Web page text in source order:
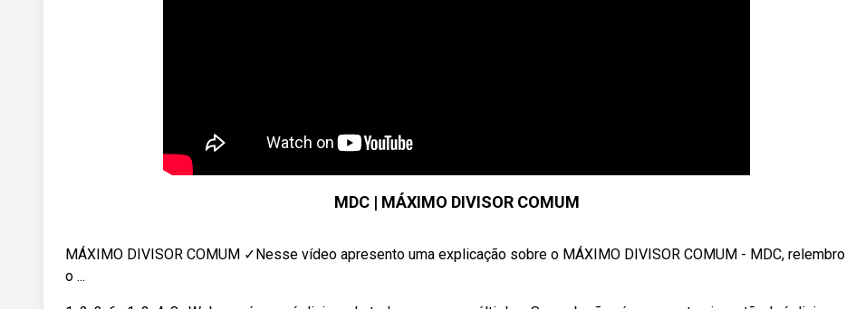
MDC | MÁXIMO DIVISOR COMUM
MÁXIMO DIVISOR COMUM ✓Nesse vídeo apresento uma explicação sobre o MÁXIMO DIVISOR COMUM - MDC, relembro
o ...